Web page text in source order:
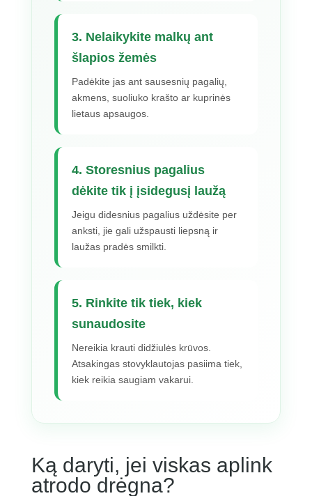
3. Nelaikykite malkų ant
šlapios žemės
Padėkite jas ant sausesnių pagalių,
akmens, suoliuko krašto ar kuprinės
lietaus apsaugos.
4. Storesnius pagalius
dėkite tik į įsidegusį laužą
Jeigu didesnius pagalius uždėsite per
anksti, jie gali užspausti liepsną ir
laužas pradės smilkti.
5. Rinkite tik tiek, kiek
sunaudosite
Nereikia krauti didžiulės krūvos.
Atsakingas stovyklautojas pasiima tiek,
kiek reikia saugiam vakarui.
Ką daryti, jei viskas aplink
atrodo drėgna?